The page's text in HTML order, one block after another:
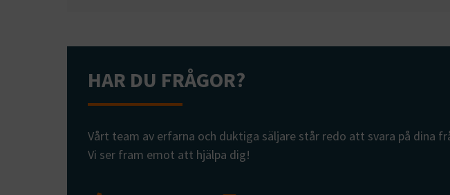
HAR DU FRÅGOR?
Vårt team av erfarna och duktiga säljare står redo att svara på dina
Vi ser fram emot att hjälpa dig!